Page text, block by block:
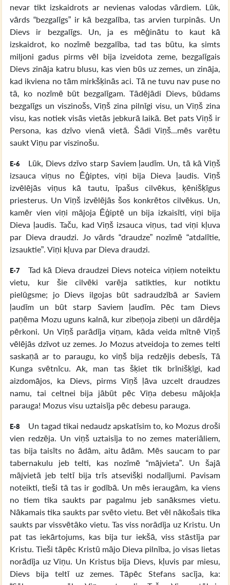
nevar tikt izskaidrots ar nevienas valodas vārdiem. Lūk,
vārds “bezgalīgs” ir kā bezgalība, tas arvien turpinās. Un
Dievs ir bezgalīgs. Un, ja es mēģinātu to kaut kā
izskaidrot, ko nozīmē bezgalība, tad tas būtu, ka simts
miljoni gadus pirms vēl bija izveidota zeme, bezgalīgais
Dievs zināja katru blusu, kas vien būs uz zemes, un zināja,
kad ikviena no tām mirkšķinās aci. Tā ne tuvu nav puse no
tā, ko nozīmē būt bezgalīgam. Tādējādi Dievs, būdams
bezgalīgs un viszinošs, Viņš zina pilnīgi visu, un Viņš zina
visu, kas notiek visās vietās jebkurā laikā. Bet pats Viņš ir
Persona, kas dzīvo vienā vietā. Šādi Viņš...mēs varētu
saukt Viņu par viszinošu.
E-6
Lūk, Dievs dzīvo starp Saviem ļaudīm. Un, tā kā Viņš
izsauca viņus no Ēģiptes, viņi bija Dieva ļaudis. Viņš
izvēlējās viņus kā tautu, īpašus cilvēkus, ķēnišķīgus
priesterus. Un Viņš izvēlējās šos konkrētos cilvēkus. Un,
kamēr vien viņi mājoja Ēģiptē un bija izkaisīti, viņi bija
Dieva ļaudis. Taču, kad Viņš izsauca viņus, tad viņi kļuva
par Dieva draudzi. Jo vārds “draudze” nozīmē “atdalītie,
izsauktie”. Viņi kļuva par Dieva draudzi.
E-7
Tad kā Dieva draudzei Dievs noteica viņiem noteiktu
vietu, kur šie cilvēki varēja satikties, kur notiktu
pielūgsme; jo Dievs ilgojas būt sadraudzībā ar Saviem
ļaudīm un būt starp Saviem ļaudīm. Pēc tam Dievs
paņēma Mozu uguns kalnā, kur zibeņoja zibeņi un dārdēja
pērkoni. Un Viņš parādīja viņam, kāda veida mītnē Viņš
vēlējās dzīvot uz zemes. Jo Mozus atveidoja to zemes telti
saskaņā ar to paraugu, ko viņš bija redzējis debesīs, Tā
Kunga svētnīcu. Ak, man tas šķiet tik brīnišķīgi, kad
aizdomājos, ka Dievs, pirms Viņš ļāva uzcelt draudzes
namu, tai celtnei bija jābūt pēc Viņa debesu mājokļa
parauga! Mozus visu uztaisīja pēc debesu parauga.
E-8
Un tagad tikai nedaudz apskatīsim to, ko Mozus droši
vien redzēja. Un viņš uztaisīja to no zemes materiāliem,
tas bija taisīts no ādām, aitu ādām. Mēs saucam to par
tabernakulu jeb telti, kas nozīmē “mājvieta”. Un šajā
mājvietā jeb teltī bija trīs atsevišķi nodalījumi. Pavisam
noteikti, tieši tā tas ir godībā. Un mēs ieraugām, ka viens
no tiem tika saukts par pagalmu jeb sanāksmes vietu.
Nākamais tika saukts par svēto vietu. Bet vēl nākošais tika
saukts par vissvētāko vietu. Tas viss norādīja uz Kristu. Un
pat tas iekārtojums, kas bija tur iekšā, viss stāstīja par
Kristu. Tieši tāpēc Kristū mājo Dieva pilnība, jo visas lietas
norādīja uz Viņu. Un Kristus bija Dievs, kļuvis par miesu,
Dievs bija teltī uz zemes. Tāpēc Stefans sacīja, ka: